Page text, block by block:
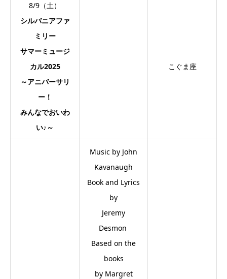
8/9（土）
シルバニアファ
ミリー
サマーミュージ
カル2025
～アニバーサリ
ー！
みんなでおいわ
い♪～
こぐま座
Music by John
Kavanaugh
Book and Lyrics
by
Jeremy
Desmon
Based on the
books
by Margret